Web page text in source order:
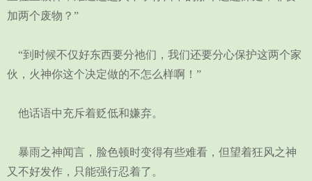
加两个废物？”
“到时候不仅好东西要分祂们，我们还要分心保护这两个家
伙，火神你这个决定做的不怎么样啊！”
他话语中充斥着贬低和嫌弃。
暴雨之神闻言，脸色顿时变得有些难看，但望着狂风之神
又不好发作，只能强行忍着了。